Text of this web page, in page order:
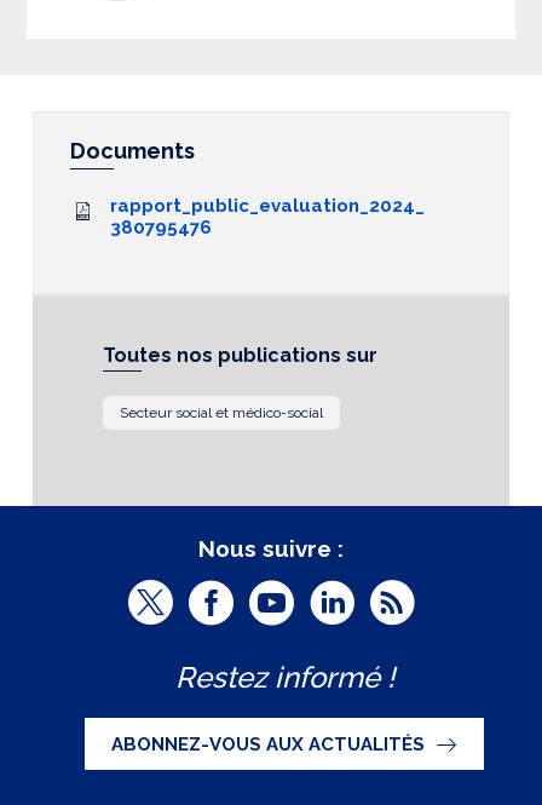
Documents
rapport_public_evaluation_2024_
380795476
Toutes nos publications sur
Secteur social et médico-social
Nous suivre :
T
i
t
t
F
c
e
b
Y
u
t
u
L
n
k
e
R
Restez informé !
ABONNEZ-VOUS AUX ACTUALITÉS